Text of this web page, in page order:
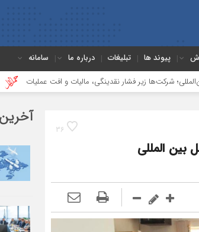
پیوند ها تبلیغات درباره ما سامانه
نقدینگی، مالیات و افت عملیات بررسی چالش‌های
36
المللی